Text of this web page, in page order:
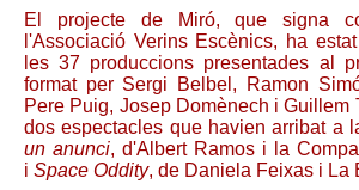
El projecte de Miró, que signa
l'Associació Verins Escènics, ha
les 37 produccions presentades al
format per Sergi Belbel, Ramon
Pere Puig, Josep Domènech i Guillem
dos espectacles que havien arribat a
un anunci, d'Albert Ramos i la
i Space Oddity, de Daniela Feixas i La